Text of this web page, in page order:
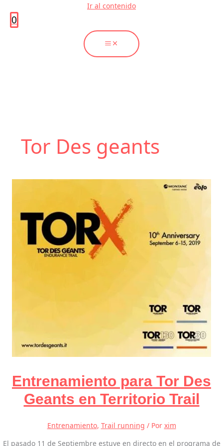
Ir al contenido
0
Tor Des geants
Entrenamiento para Tor Des
Geants en Territorio Trail
Entrenamiento, Trail running / Por xim
El pasado 11 de Septiembre estuve en directo en el programa de